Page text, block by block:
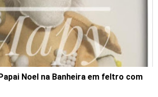
Noel na Banheira em feltro com